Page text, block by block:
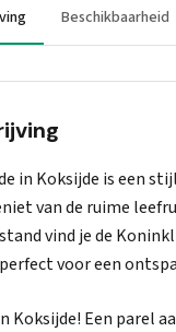
Beschikbaarheid
in Koksijde is een
van de ruime
vind je de
voor een
Koksijde! Een parel